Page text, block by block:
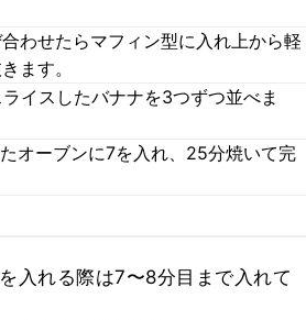
わせたらマフィン型に入れ上から軽
ます。
イスしたバナナを3つずつ並べま
オーブンに7を入れ、25分焼いて完
入れる際は7〜8分目まで入れて